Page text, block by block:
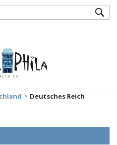
Deutsches Reich